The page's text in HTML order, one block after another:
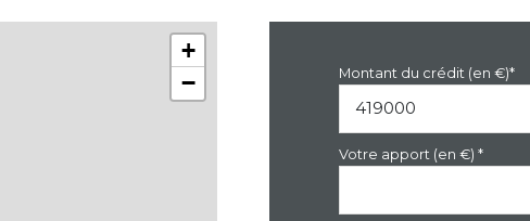
+
−
Montant du crédit (en €)*
Votre apport (en €) *